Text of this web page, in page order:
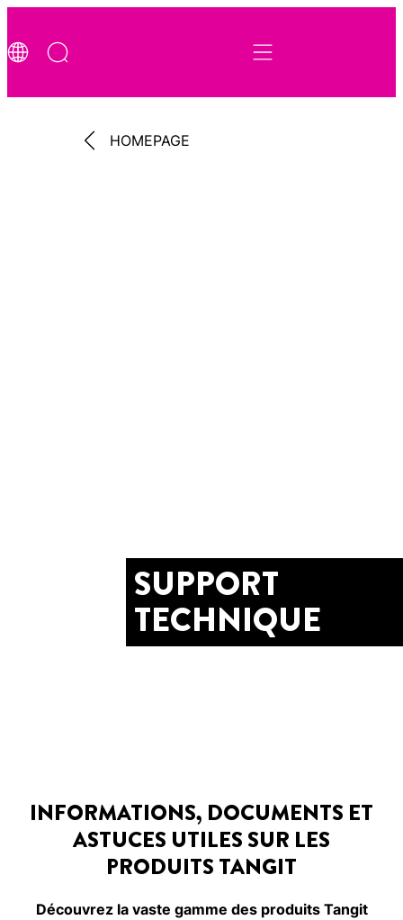
HOMEPAGE
SUPPORT
TECHNIQUE
INFORMATIONS, DOCUMENTS ET
ASTUCES UTILES SUR LES
PRODUITS TANGIT
Découvrez la vaste gamme des produits Tangit